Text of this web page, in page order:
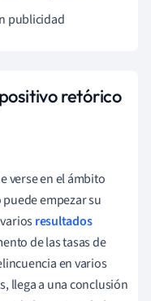
publicidad
retórico
verse en el ámbito
empezar su
resultados
de las tasas de
en varios
llega a una conclusión